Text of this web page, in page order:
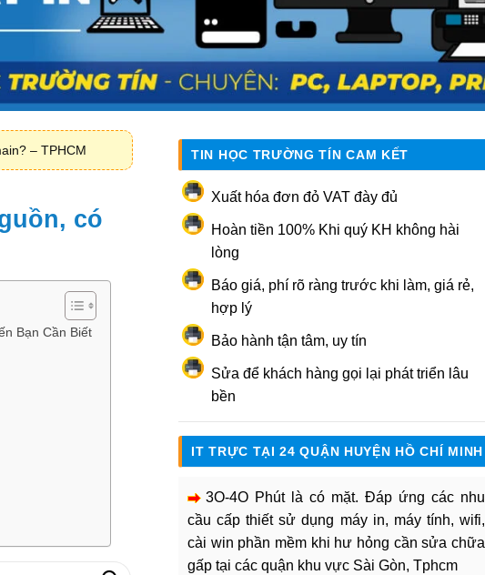
– TPHCM
có
Bạn Cần Biết
TIN HỌC TRƯỜNG TÍN CAM KẾT
Xuất hóa đơn đỏ VAT đày đủ
Hoàn tiền 100% Khi quý KH không hài
lòng
Báo giá, phí rõ ràng trước khi làm, giá rẻ,
hợp lý
Bảo hành tận tâm, uy tín
Sửa để khách hàng gọi lại phát triển lâu
bền
IT TRỰC TẠI 24 QUẬN HUYỆN HỒ CHÍ MINH
3O-4O Phút là có mặt. Đáp ứng các nhu
cầu cấp thiết sử dụng máy in, máy tính, wifi,
cài win phần mềm khi hư hỏng cần sửa chữa
gấp tại các quận khu vực Sài Gòn, Tphcm